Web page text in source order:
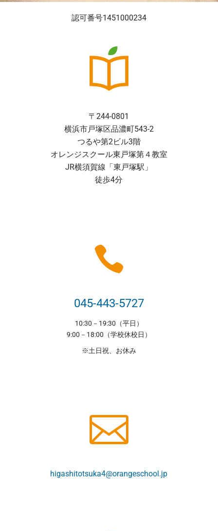
認可番号1451000234
〒244-0801
横浜市戸塚区品濃町543-2
つるや第2ビル3階
オレンジスクール東戸塚第４教室
JR横須賀線「東戸塚駅」
徒歩4分
045-443-5727
10:30－19:30（平日）
9:00－18:00（学校休校日）
※土日祝、お休み
higashitotsuka4@orangeschool.jp